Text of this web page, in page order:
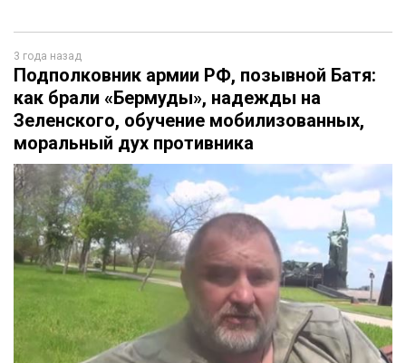
3 года назад
Подполковник армии РФ, позывной Батя:
как брали «Бермуды», надежды на
Зеленского, обучение мобилизованных,
моральный дух противника